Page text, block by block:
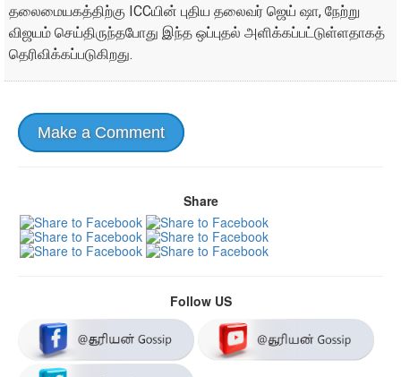
தலைமையகத்திற்கு ICCயின் புதிய தலைவர் ஜெய் ஷா, நேற்று
விஜயம் செய்திருந்தபோது இந்த ஒப்புதல் அளிக்கப்பட்டுள்ளதாகத்
தெரிவிக்கப்படுகிறது.
Make a Comment
Share
Follow US